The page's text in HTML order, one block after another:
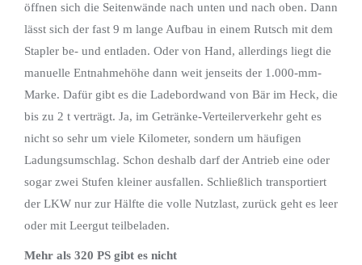
öffnen sich die Seitenwände nach unten und nach oben. Dann
lässt sich der fast 9 m lange Aufbau in einem Rutsch mit dem
Stapler be- und entladen. Oder von Hand, allerdings liegt die
manuelle Entnahmehöhe dann weit jenseits der 1.000-mm-
Marke. Dafür gibt es die Ladebordwand von Bär im Heck, die
bis zu 2 t verträgt. Ja, im Getränke-Verteilerverkehr geht es
nicht so sehr um viele Kilometer, sondern um häufigen
Ladungsumschlag. Schon deshalb darf der Antrieb eine oder
sogar zwei Stufen kleiner ausfallen. Schließlich transportiert
der LKW nur zur Hälfte die volle Nutzlast, zurück geht es leer
oder mit Leergut teilbeladen.
Mehr als 320 PS gibt es nicht